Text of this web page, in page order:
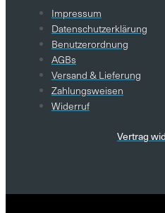
Impressum
Datenschutzerklärung
Benutzerordnung
AGBs
Versand & Lieferung
Zahlungsweisen
Widerruf
Vertrag